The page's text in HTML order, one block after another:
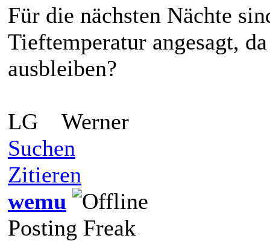
Für die nächsten Nächte
Tieftemperatur angesagt,
ausbleiben?
LG Werner
Suchen
Zitieren
wemu
Posting Freak